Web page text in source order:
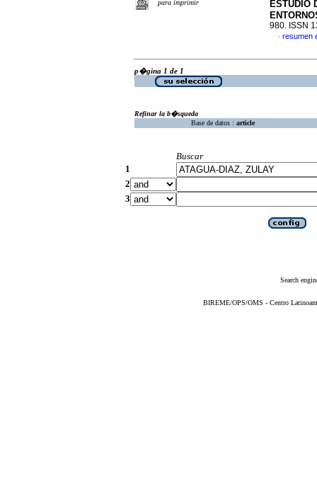
para imprimir
ESTUDIO
980. ISSN
· resumen
p�gina 1 de 1
Refinar la b�squeda
Base de datos : article
Buscar
1
2
3
Search
BIREME/OPS/OMS - Centro